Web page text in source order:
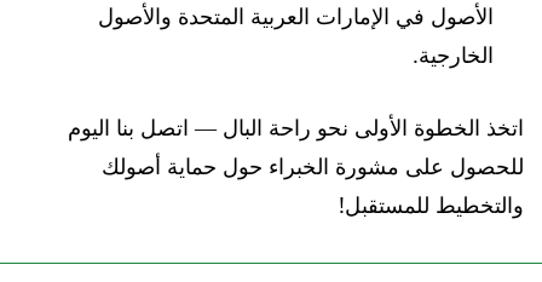
الأصول في الإمارات العربية المتحدة والأصول
الخارجية.
اتخذ الخطوة الأولى نحو راحة البال — اتصل بنا اليوم
للحصول على مشورة الخبراء حول حماية أصولك
والتخطيط للمستقبل!